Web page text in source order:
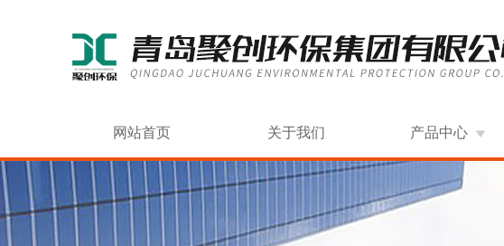
网站首页 关于我们 产品中心